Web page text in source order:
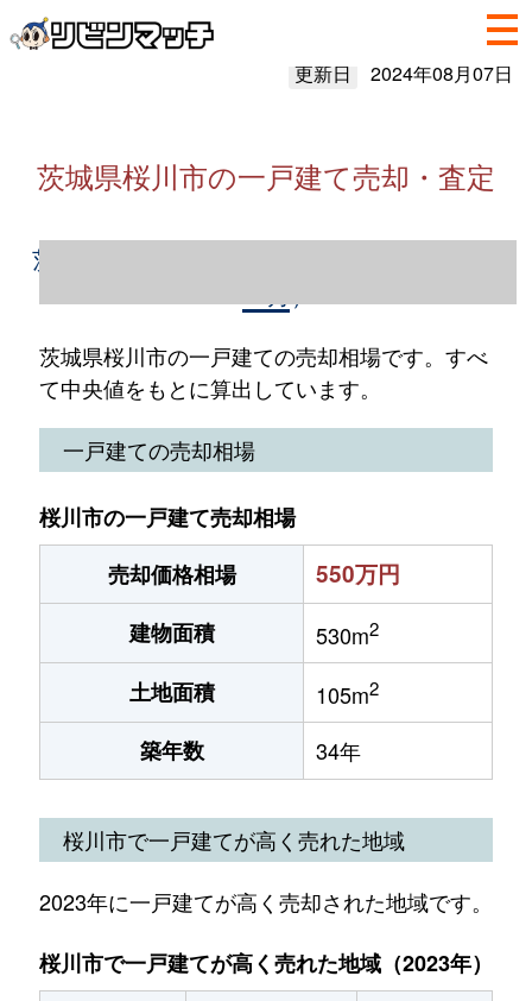
更新日 2024年08月07日
茨城県桜川市の一戸建て売却・査定
茨城県桜川市の一戸建て売却情報（2023年1
茨城県桜川市の一戸建ての売却相場です。すべ
て中央値をもとに算出しています。
一戸建ての売却相場
桜川市の一戸建て売却相場
売却価格相場
550万円
建物面積 530m2
土地面積 105m2
築年数 34年
桜川市で一戸建てが高く売れた地域
2023年に一戸建てが高く売却された地域です。
桜川市で一戸建てが高く売れた地域（2023年）